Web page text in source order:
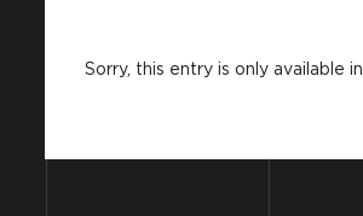
Sorry, this entry is only available in